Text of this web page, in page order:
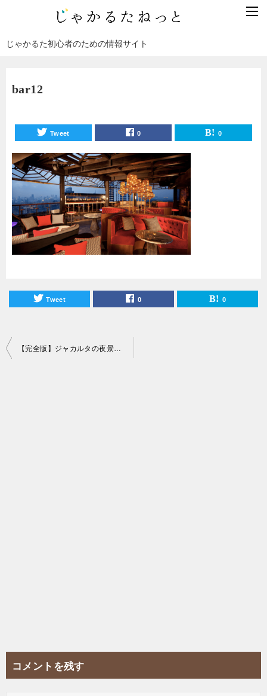
じゃかるた初心者のための情報サイト
bar12
Tweet 0 0
Tweet 0 0
投
【完全版】ジャカルタの夜景を一望できる20のおすすめスカイバーを紹介！
コメントを残す